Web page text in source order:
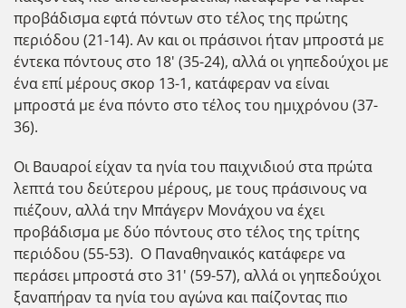
προβάδισμα εφτά πόντων στο τέλος της πρώτης
περιόδου (21-14). Αν και οι πράσινοι ήταν μπροστά με
έντεκα πόντους στο 18' (35-24), αλλά οι γηπεδούχοι με
ένα επί μέρους σκορ 13-1, κατάφεραν να είναι
μπροστά με ένα πόντο στο τέλος του ημιχρόνου (37-
36).
Οι Βαυαροί είχαν τα ηνία του παιχνιδιού στα πρώτα
λεπτά του δεύτερου μέρους, με τους πράσινους να
πιέζουν, αλλά την Μπάγερν Μονάχου να έχει
προβάδισμα με δύο πόντους στο τέλος της τρίτης
περιόδου (55-53). Ο Παναθηναικός κατάφερε να
περάσει μπροστά στο 31' (59-57), αλλά οι γηπεδούχοι
ξαναπήραν τα ηνία του αγώνα και παίζοντας πιο